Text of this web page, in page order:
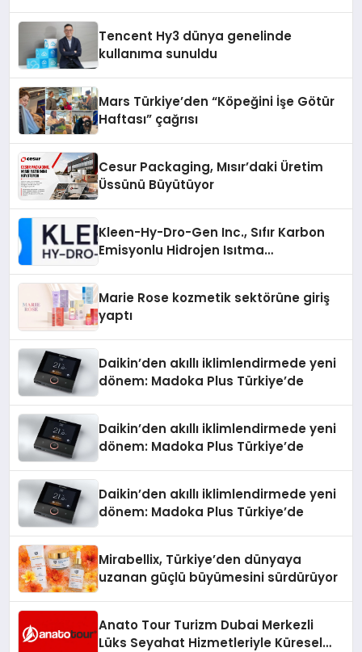
Tencent Hy3 dünya genelinde
kullanıma sunuldu
Mars Türkiye’den “Köpeğini İşe Götür
Haftası” çağrısı
Cesur Packaging, Mısır’daki Üretim
Üssünü Büyütüyor
Kleen-Hy-Dro-Gen Inc., Sıfır Karbon
Emisyonlu Hidrojen Isıtma
Marie Rose kozmetik sektörüne giriş
yaptı
Daikin’den akıllı iklimlendirmede yeni
dönem: Madoka Plus Türkiye’de
Daikin’den akıllı iklimlendirmede yeni
dönem: Madoka Plus Türkiye’de
Daikin’den akıllı iklimlendirmede yeni
dönem: Madoka Plus Türkiye’de
Mirabellix, Türkiye’den dünyaya
uzanan güçlü büyümesini sürdürüyor
Anato Tour Turizm Dubai Merkezli
Lüks Seyahat Hizmetleriyle Küresel